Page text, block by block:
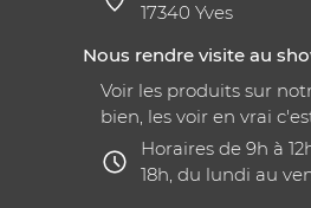
17340 Yves
Nous rendre visite au
Voir les produits sur
bien, les voir en vrai
Horaires de 9h à
18h, du lundi au